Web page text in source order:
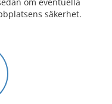
säkerhet.